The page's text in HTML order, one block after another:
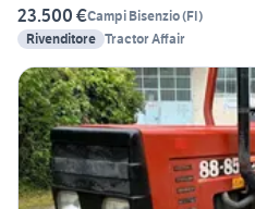
23.500 €Campi Bisenzio(FI)
Rivenditore Tractor Affair